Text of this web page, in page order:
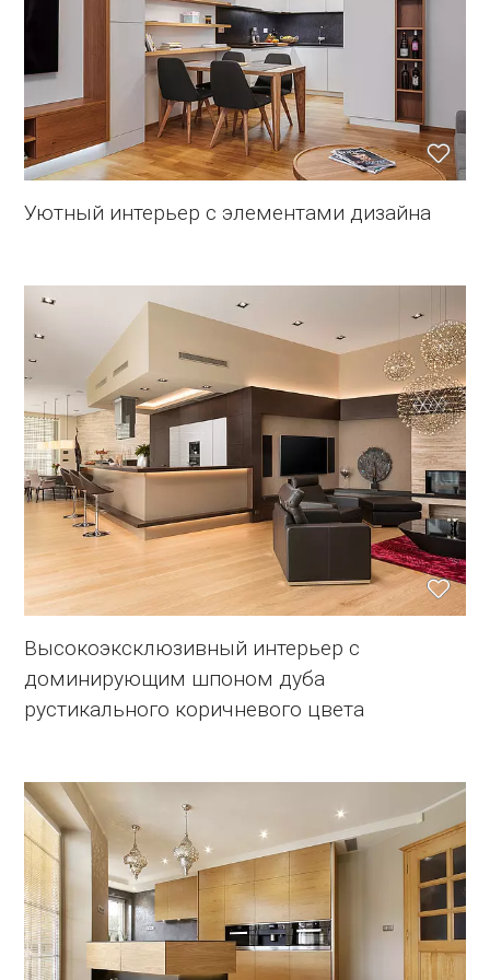
Уютный интерьер с элементами дизайна
Высокоэксклюзивный интерьер с
доминирующим шпоном дуба
рустикального коричневого цвета